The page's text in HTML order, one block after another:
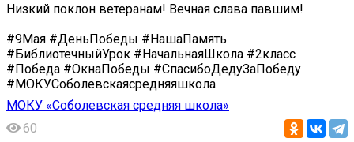
Низкий поклон ветеранам! Вечная слава павшим!
#9Мая #ДеньПобеды #НашаПамять
#БиблиотечныйУрок #НачальнаяШкола #2класс
#Победа #ОкнаПобеды #СпасибоДедуЗаПобеду
#МОКУСоболевскаясредняяшкола
МОКУ «Соболевская средняя школа»
60